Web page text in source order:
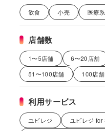
飲食 小売 医療
店舗数
1〜5店舗 6〜20店舗
51〜100店舗
100店
利用サービス
ユビレジ
ユビレジ